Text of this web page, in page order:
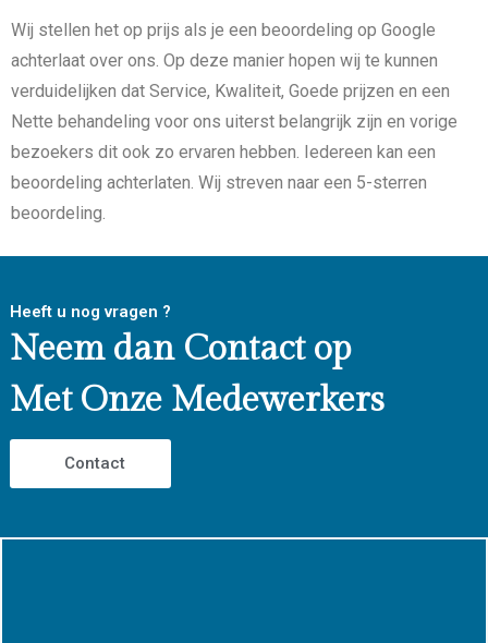
Wij stellen het op prijs als je een beoordeling op Google
achterlaat over ons. Op deze manier hopen wij te kunnen
verduidelijken dat Service, Kwaliteit, Goede prijzen en een
Nette behandeling voor ons uiterst belangrijk zijn en vorige
bezoekers dit ook zo ervaren hebben. Iedereen kan een
beoordeling achterlaten. Wij streven naar een 5-sterren
beoordeling.
Heeft u nog vragen ?
Neem dan Contact op
Met Onze Medewerkers
Contact